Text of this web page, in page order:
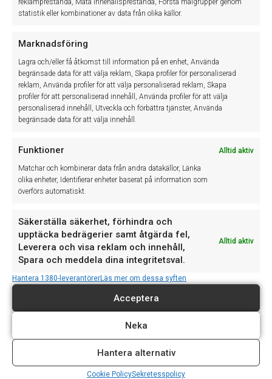
reklamprestanda, Mäta innehållsprestanda, Förstå målgrupper genom
statistik eller kombinationer av data från olika källor.
Marknadsföring
Lagra och/eller få åtkomst till information på en enhet, Använda
begränsade data för att välja reklam, Skapa profiler för personaliserad
reklam, Använda profiler för att välja personaliserad reklam, Skapa
profiler för att personaliserad innehåll, Använda profiler för att välja
personaliserad innehåll, Utveckla och förbättra tjänster, Använda
begränsade data för att välja innehåll.
Funktioner Alltid aktiv
Matchar och kombinerar data från andra datakällor, Länka
olika enheter, Identifierar enheter baserat på information som
överförs automatiskt.
Säkerställa säkerhet, förhindra och
upptäcka bedrägerier samt åtgärda fel,
Leverera och visa reklam och innehåll,
Spara och meddela dina integritetsval.
Alltid aktiv
Hantera 1380-leverantörerLäs mer om dessa syften
Acceptera
Neka
Hantera alternativ
Cookie PolicySekretesspolicy
senaste versionen. Verkstad​​​ Mitsubishi …
Läs mer »
Supporttelefonen stängd 28–29 maj
Torsdag den 28 maj och fredag den 29 maj är …
Läs mer »
Imorgon, onsdag 13/5, stänger vår support kl. 15:00 och
håller …
Läs mer »
senaste versionen. Verkstad​​​ Lägg …
Läs mer »
Supporten stänger tidigare 30/4 och håller stängt 1/5
Imorgon, torsdag 30/4, stänger vår support kl. 15:00 och
håller …